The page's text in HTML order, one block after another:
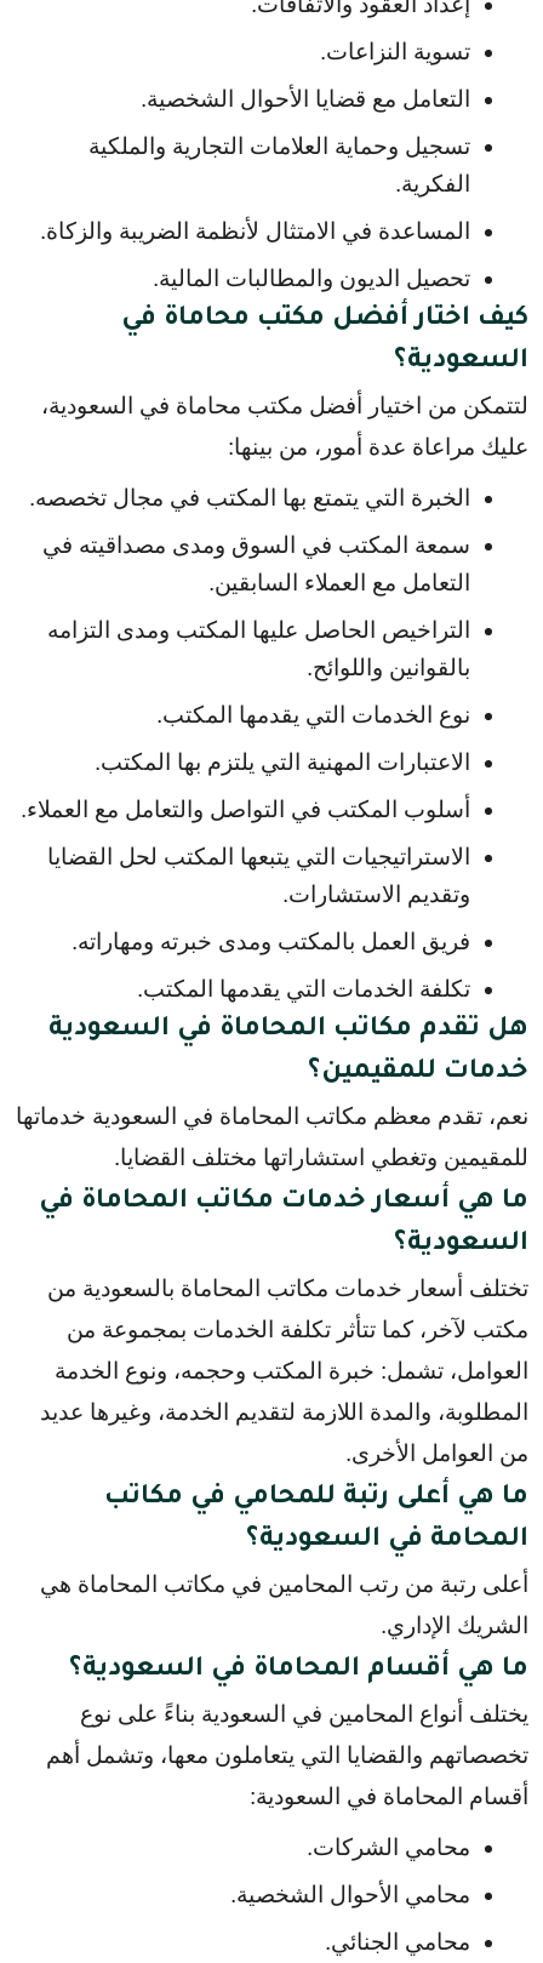
تسوية النزاعات.
التعامل مع قضايا الأحوال الشخصية.
الفكرية.
المساعدة في الامتثال لأنظمة الضريبة والزكاة.
تحصيل الديون والمطالبات المالية.
كيف اختار أفضل مكتب محاماة في
السعودية؟
عليك مراعاة عدة أمور، من بينها:
الخبرة التي يتمتع بها المكتب في مجال تخصصه.
التعامل مع العملاء السابقين.
بالقوانين واللوائح.
نوع الخدمات التي يقدمها المكتب.
الاعتبارات المهنية التي يلتزم بها المكتب.
أسلوب المكتب في التواصل والتعامل مع العملاء.
وتقديم الاستشارات.
فريق العمل بالمكتب ومدى خبرته ومهاراته.
تكلفة الخدمات التي يقدمها المكتب.
هل تقدم مكاتب المحاماة في السعودية
خدمات للمقيمين؟
للمقيمين وتغطي استشاراتها مختلف القضايا.
ما هي أسعار خدمات مكاتب المحاماة في
السعودية؟
تختلف أسعار خدمات مكاتب المحاماة بالسعودية من
مكتب لآخر، كما تتأثر تكلفة الخدمات بمجموعة من
العوامل، تشمل: خبرة المكتب وحجمه، ونوع الخدمة
المطلوبة، والمدة اللازمة لتقديم الخدمة، وغيرها عديد
من العوامل الأخرى.
ما هي أعلى رتبة للمحامي في مكاتب
المحامة في السعودية؟
أعلى رتبة من رتب المحامين في مكاتب المحاماة هي
الشريك الإداري.
ما هي أقسام المحاماة في السعودية؟
أقسام المحاماة في السعودية:
محامي الشركات.
محامي الأحوال الشخصية.
محامي الجنائي.